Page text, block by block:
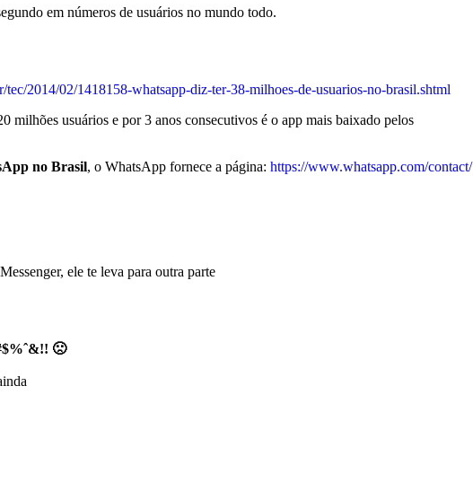
em números de usuários no mundo todo.
2014/02/1418158-whatsapp-diz-ter-38-milhoes-de-usuarios-no-brasil.shtml
milhões usuários e por 3 anos consecutivos é o app mais baixado pelos
no Brasil, o WhatsApp fornece a página: https://www.whatsapp.com/contact/
ele te leva para outra parte
🙁